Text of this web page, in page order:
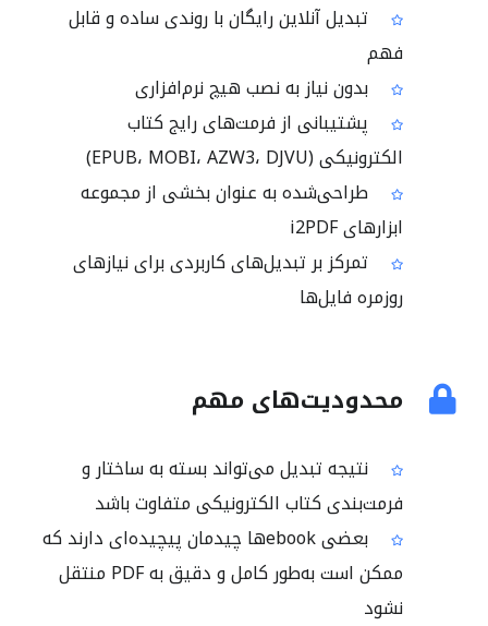
تبدیل آنلاین رایگان با روندی ساده و قابل
فهم
بدون نیاز به نصب هیچ نرم‌افزاری
پشتیبانی از فرمت‌های رایج کتاب
الکترونیکی (EPUB، MOBI، AZW3، DJVU)
طراحی‌شده به عنوان بخشی از مجموعه
ابزارهای i2PDF
تمرکز بر تبدیل‌های کاربردی برای نیازهای
روزمره فایل‌ها
محدودیت‌های مهم
نتیجه تبدیل می‌تواند بسته به ساختار و
فرمت‌بندی کتاب الکترونیکی متفاوت باشد
بعضی ebookها چیدمان پیچیده‌ای دارند که
ممکن است به‌طور کامل و دقیق به PDF منتقل
نشود